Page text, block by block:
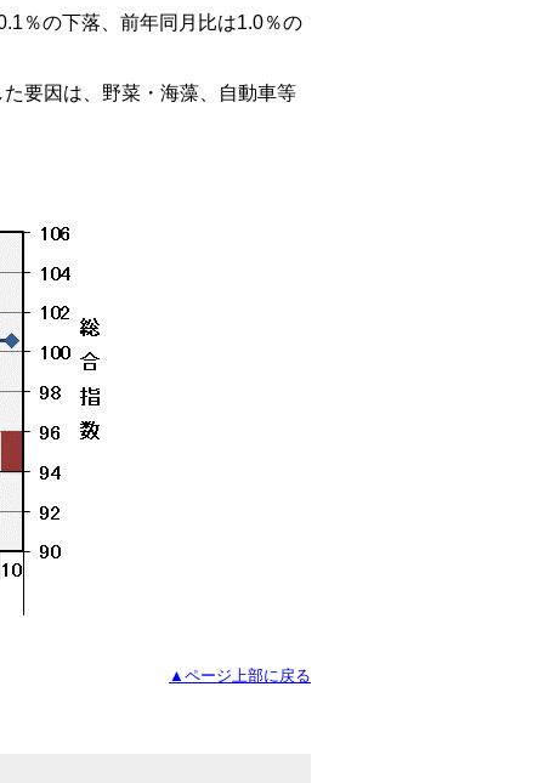
％の下落、前年同月比は1.0％の
要因は、野菜・海藻、自動車等
▲ページ上部に戻る